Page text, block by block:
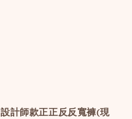
設計師款正正反反寬褲(現